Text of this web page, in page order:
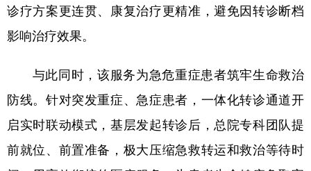
诊疗方案更连贯、康复治疗更精准，避免因转诊断档
影响治疗效果。
与此同时，该服务为急危重症患者筑牢生命救治
防线。针对突发重症、急症患者，一体化转诊通道开
启实时联动模式，基层发起转诊后，总院专科团队提
前就位、前置准备，极大压缩急救转运和救治等待时